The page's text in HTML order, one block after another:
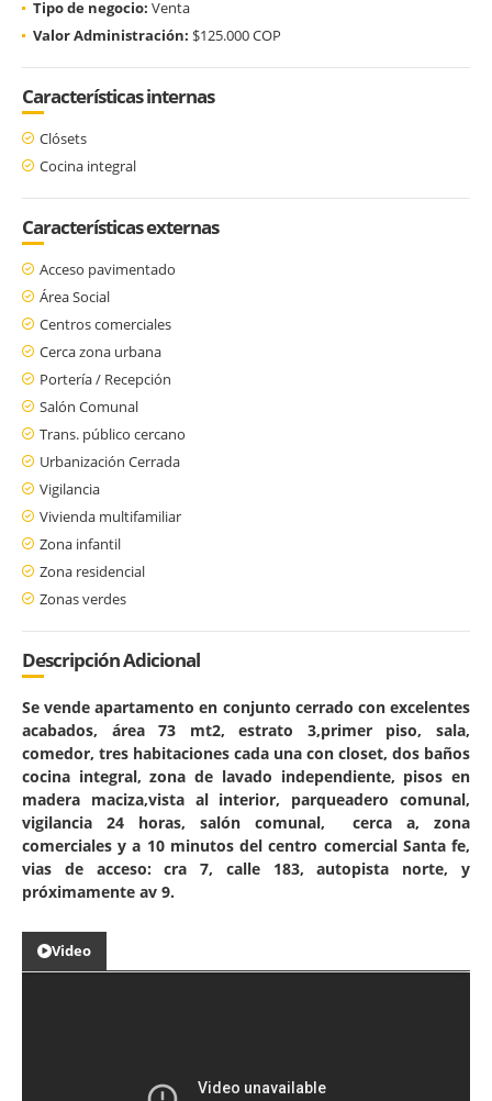
Tipo de negocio: Venta
Valor Administración: $125.000 COP
Características internas
Clósets
Cocina integral
Características externas
Acceso pavimentado
Área Social
Centros comerciales
Cerca zona urbana
Portería / Recepción
Salón Comunal
Trans. público cercano
Urbanización Cerrada
Vigilancia
Vivienda multifamiliar
Zona infantil
Zona residencial
Zonas verdes
Descripción Adicional
Se vende apartamento en conjunto cerrado con excelentes
acabados, área 73 mt2, estrato 3,primer piso, sala,
comedor, tres habitaciones cada una con closet, dos baños
cocina integral, zona de lavado independiente, pisos en
madera maciza,vista al interior, parqueadero comunal,
vigilancia 24 horas, salón comunal, cerca a, zona
comerciales y a 10 minutos del centro comercial Santa fe,
vias de acceso: cra 7, calle 183, autopista norte, y
próximamente av 9.
Video